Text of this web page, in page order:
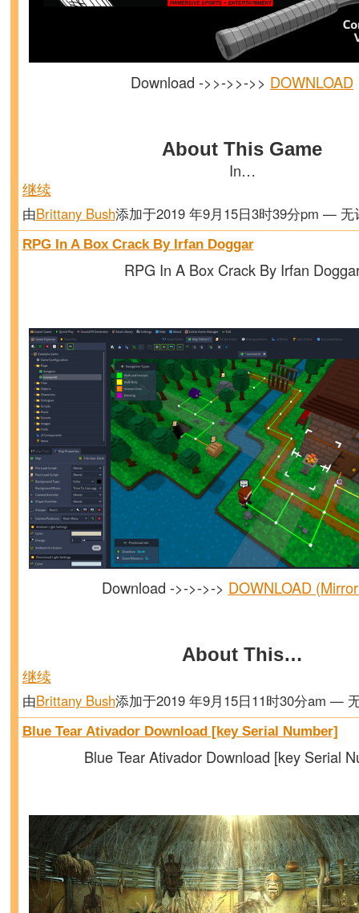
Download ->>->>->> DOWNLOAD
About This Game
In…
继续
由Brittany Bush添加于2019 年9月15日3时39分pm — 无
RPG In A Box Crack By Irfan Doggar
RPG In A Box Crack By Irfan
Download ->->->-> DOWNLOAD
About This…
继续
由Brittany Bush添加于2019 年9月15日11时30分am —
Blue Tear Ativador Download [key Serial Number]
Blue Tear Ativador Download [key Serial